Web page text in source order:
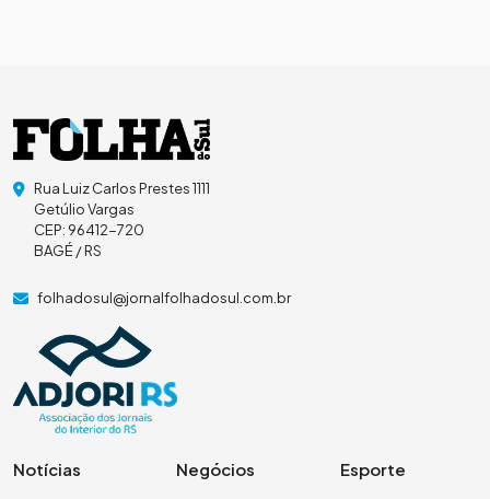
Rua Luiz Carlos Prestes 1111
Getúlio Vargas
CEP: 96412-720
BAGÉ / RS
folhadosul@jornalfolhadosul.com.br
Notícias Negócios Esporte